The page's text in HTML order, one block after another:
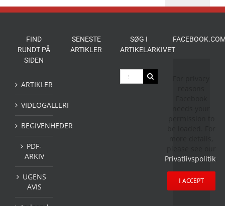
FIND
RUNDT PÅ
SIDEN
ARTIKLER
VIDEOGALLERI
BEGIVENHEDER
PDF-
ARKIV
UGENS
AVIS
SENESTE
ARTIKLER
SØG I
ARTIKELARKIVET
Søg
efter:
Privatlivspolitik
I ACCEPT